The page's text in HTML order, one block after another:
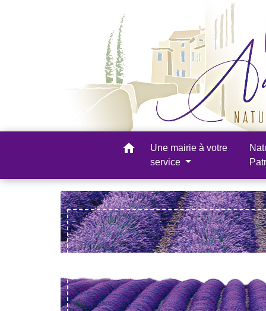
home
Une mairie à votre
service